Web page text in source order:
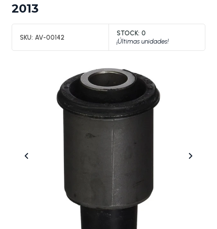
2013
SKU: AV-00142
STOCK: 0
¡Últimas unidades!